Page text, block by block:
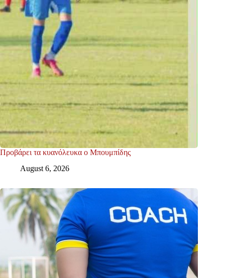
Προβάρει τα κυανόλευκα ο Μπουμπίδης
August 6, 2026